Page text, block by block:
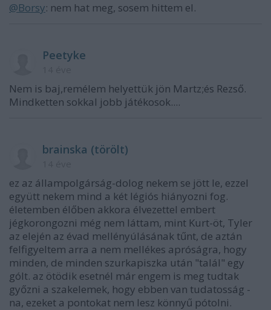
@Borsy: nem hat meg, sosem hittem el.
Peetyke
Nem is baj,remélem helyettük jön Martz;és Rezső.
Mindketten sokkal jobb játékosok....
brainska (törölt)
ez az állampolgárság-dolog nekem se jött le, ezzel
együtt nekem mind a két légiós hiányozni fog.
életemben élőben akkora élvezettel embert
jégkorongozni még nem láttam, mint Kurt-öt, Tyler
az elején az évad mellényúlásának tűnt, de aztán
felfigyeltem arra a nem mellékes apróságra, hogy
minden, de minden szurkapiszka után "talál" egy
gólt. az ötödik esetnél már engem is meg tudtak
győzni a szakelemek, hogy ebben van tudatosság -
na, ezeket a pontokat nem lesz könnyű pótolni.